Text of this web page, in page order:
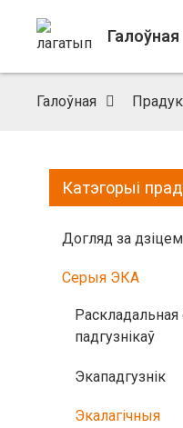
Галоўная
Галоўная
Катэгорыі
Догляд за дзіцем
Серыя ЭКА
падгузнікаў
Экападгузнік
Экалагічныя